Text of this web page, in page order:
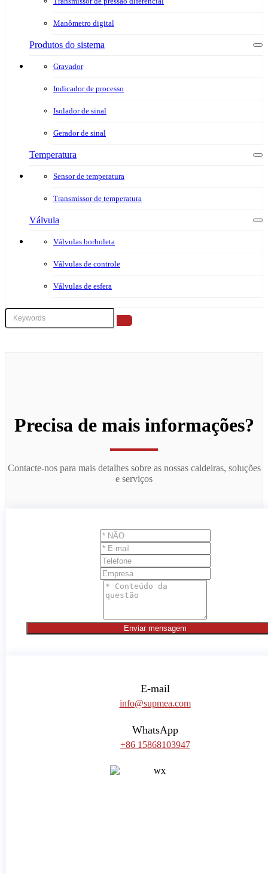
Manômetro digital
Produtos do sistema
Gravador
Indicador de processo
Isolador de sinal
Gerador de sinal
Temperatura
Sensor de temperatura
Transmissor de temperatura
Válvula
Válvulas borboleta
Válvulas de controle
Válvulas de esfera
Precisa de mais informações?
Contacte-nos para mais detalhes sobre as nossas caldeiras, soluções
e serviços
Enviar mensagem
E-mail
info@supmea.com
WhatsApp
+86 15868103947